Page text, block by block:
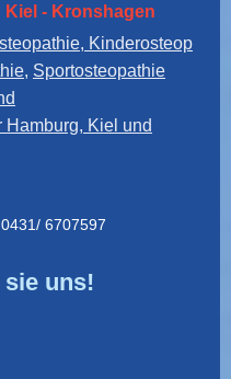
Kiel - Kronshagen
Kinderosteop
Sportosteopathie
Kiel und
6707597
uns!